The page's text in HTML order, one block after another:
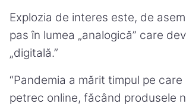
Explozia de interes este, de
pas în lumea „analogică” care
„digitală.”
“Pandemia a mărit timpul pe care
petrec online, făcând produsele